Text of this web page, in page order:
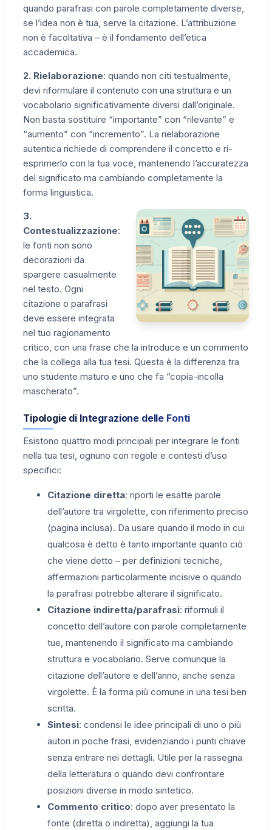
quando parafrasi con parole completamente diverse,
se l’idea non è tua, serve la citazione. L’attribuzione
non è facoltativa – è il fondamento dell’etica
accademica.
2. Rielaborazione: quando non citi testualmente,
devi riformulare il contenuto con una struttura e un
vocabolario significativamente diversi dall’originale.
Non basta sostituire “importante” con “rilevante” e
“aumento” con “incremento”. La rielaborazione
autentica richiede di comprendere il concetto e ri-
esprimerlo con la tua voce, mantenendo l’accuratezza
del significato ma cambiando completamente la
forma linguistica.
3.
Contestualizzazione:
le fonti non sono
decorazioni da
spargere casualmente
nel testo. Ogni
citazione o parafrasi
deve essere integrata
nel tuo ragionamento
critico, con una frase che la introduce e un commento
che la collega alla tua tesi. Questa è la differenza tra
uno studente maturo e uno che fa “copia-incolla
mascherato”.
Tipologie di Integrazione delle Fonti
Esistono quattro modi principali per integrare le fonti
nella tua tesi, ognuno con regole e contesti d’uso
specifici:
Citazione diretta: riporti le esatte parole
dell’autore tra virgolette, con riferimento preciso
(pagina inclusa). Da usare quando il modo in cui
qualcosa è detto è tanto importante quanto ciò
che viene detto – per definizioni tecniche,
affermazioni particolarmente incisive o quando
la parafrasi potrebbe alterare il significato.
Citazione indiretta/parafrasi: riformuli il
concetto dell’autore con parole completamente
tue, mantenendo il significato ma cambiando
struttura e vocabolario. Serve comunque la
citazione dell’autore e dell’anno, anche senza
virgolette. È la forma più comune in una tesi ben
scritta.
Sintesi: condensi le idee principali di uno o più
autori in poche frasi, evidenziando i punti chiave
senza entrare nei dettagli. Utile per la rassegna
della letteratura o quando devi confrontare
posizioni diverse in modo sintetico.
Commento critico: dopo aver presentato la
fonte (diretta o indiretta), aggiungi la tua